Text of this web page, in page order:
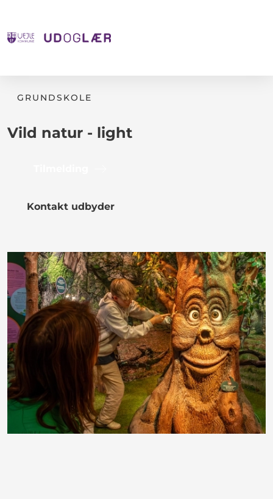
GRUNDSKOLE
Vild natur - light
Kontakt udbyder